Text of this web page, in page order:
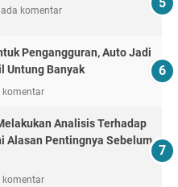
komentar
Pengangguran, Auto Jadi
Untung Banyak
komentar
Analisis Terhadap
Alasan Pentingnya Sebelum
komentar